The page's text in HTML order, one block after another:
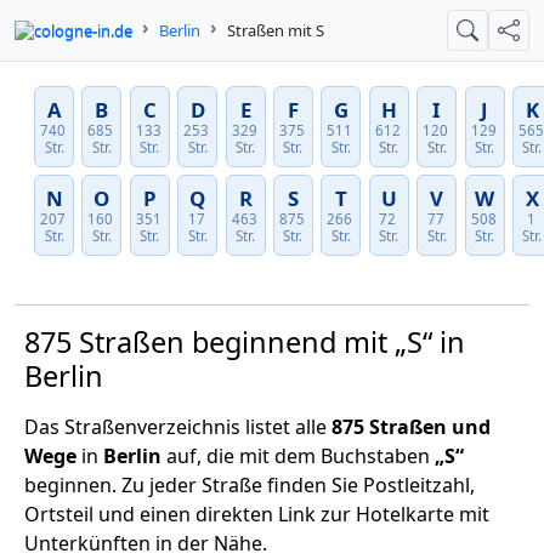
cologne-in.de Berlin Straßen mit S Suche
A
740
Str.
B
685
Str.
C
133
Str.
D
253
Str.
E
329
Str.
F
375
Str.
G
511
Str.
H
612
Str.
I
120
Str.
J
129
Str.
K
Str.
N
207
Str.
O
160
Str.
P
351
Str.
Q
17
Str.
R
463
Str.
S
875
Str.
T
266
Str.
U
72
Str.
V
77
Str.
W
508
Str.
X
1
Str.
875 Straßen beginnend mit „S“ in
Berlin
Das Straßenverzeichnis listet alle875 Straßen und
Wege in Berlin auf, die mit dem Buchstaben „S“
beginnen. Zu jeder Straße finden Sie Postleitzahl,
Ortsteil und einen direkten Link zur Hotelkarte mit
Unterkünften in der Nähe.